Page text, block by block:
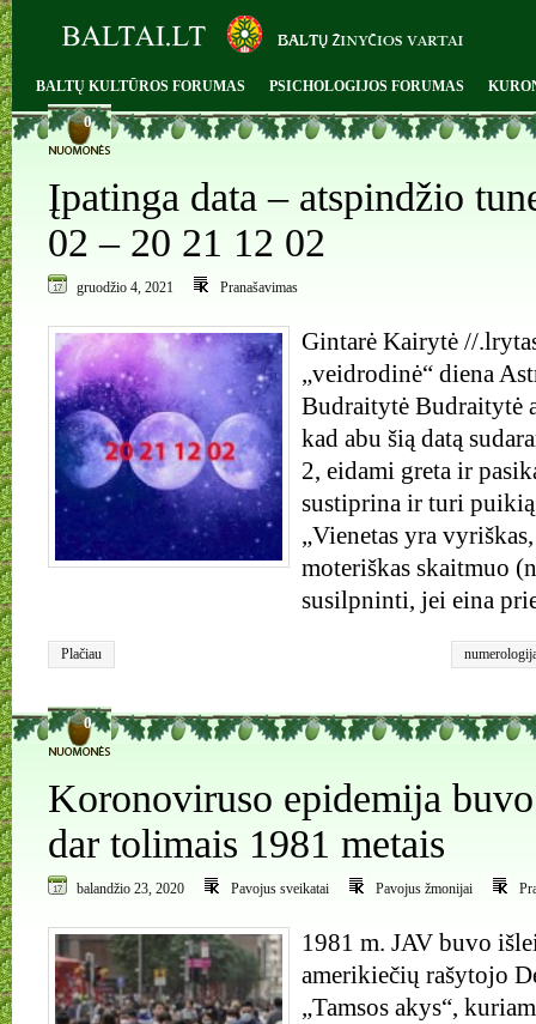
BALTŲ KULTŪROS FORUMAS PSICHOLOGIJOS FORUMAS
0
Įpatinga data – atspindžio
02 – 20 21 12 02
gruodžio 4, 2021 Pranašavimas
Gintarė Kairytė //
„veidrodinė“ diena
Budraitytė Budraitytė
kad abu šią datą
2, eidami greta ir
sustiprina ir turi
„Vienetas yra
moteriškas skaitmuo
susilpninti, jei eina
Plačiau
0
Koronoviruso epidemija buvo
dar tolimais 1981 metais
balandžio 23, 2020 Pavojus sveikatai Pavojus žmonijai
1981 m. JAV buvo
amerikiečių rašytojo
„Tamsos akys“,